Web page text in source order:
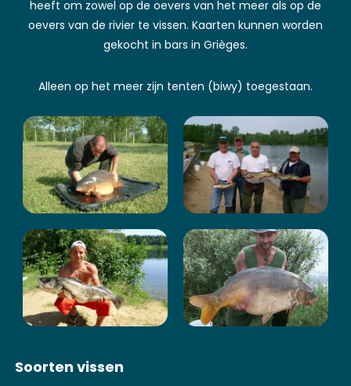
heeft om zowel op de oevers van het meer als op de
oevers van de rivier te vissen. Kaarten kunnen worden
gekocht in bars in Grièges.
Alleen op het meer zijn tenten (biwy) toegestaan.
Soorten vissen